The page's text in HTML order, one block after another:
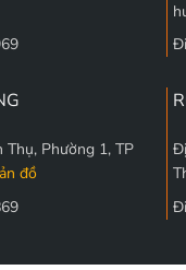
Thụ, Phường 1, TP
đồ